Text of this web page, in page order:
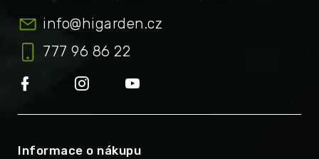
info@higarden.cz
777 96 86 22
Informace o nákupu